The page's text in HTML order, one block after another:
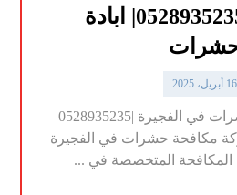
الفجيرة |0528935235| ابادة
16 أبريل، 2025
شركة مكافحة الحشرات في الفجيرة |0528935235|
مكافحة حشرات في الفجيرة
المتخصصة في ...